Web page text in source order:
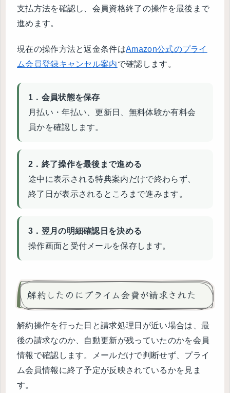
支払方法を確認し、会員資格終了の操作を最後まで
進めます。
現在の操作方法と返金条件はAmazon公式のプライ
ム会員登録キャンセル案内で確認します。
1．会員状態を保存
月払い・年払い、更新日、無料体験か有料会
員かを確認します。
2．終了操作を最後まで進める
途中に表示される特典案内だけで終わらず、
終了日が表示されるところまで進みます。
3．翌月の明細確認日を決める
操作画面と受付メールを保存します。
解約したのにプライム会費が請求された
解約操作を行った日と請求処理日が近い場合は、最
後の請求なのか、自動更新が残っていたのかを会員
情報で確認します。メールだけで判断せず、プライ
ム会員情報に終了予定が反映されているかを見ま
す。